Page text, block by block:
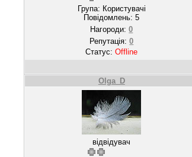
Група: Користувачі
Повідомлень:5
Нагороди:0
Репутація:0
Статус:Offline
Olga_D
відвідувач